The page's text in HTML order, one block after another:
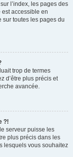
l’index, les pages des
accessible en
toutes les pages du
trop de termes
d’être plus précis et
avancée.
?!
serveur puisse les
plus précis dans les
lesquels vous souhaitez